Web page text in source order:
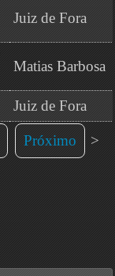
Próximo >
Juiz de Fora
Matias Barbosa
Juiz de Fora